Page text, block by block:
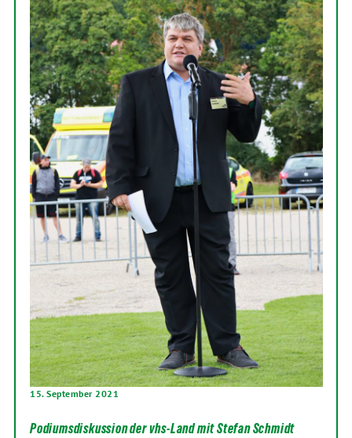
15. September 2021
Podiumsdiskussion der vhs-Land mit Stefan Schmidt